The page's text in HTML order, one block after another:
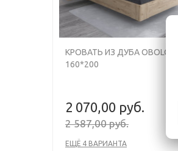
КРОВАТЬ ИЗ ДУБА OBOLOS,
160*200
2 070,00 руб.
2 587,00 руб.
ЕЩЁ 4 ВАРИАНТА